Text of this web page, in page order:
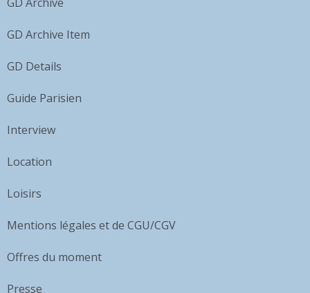
GD Archive Item
GD Details
Guide Parisien
Interview
Location
Loisirs
Mentions légales et de CGU/CGV
Offres du moment
Presse